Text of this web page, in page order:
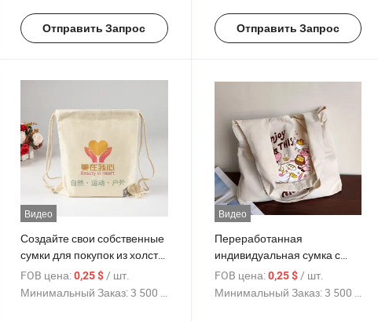
Отправить Запрос Отправить Запрос
Видео
Создайте свои собственные
сумки для покупок из холста
и хлопка, пустые сумки-
шопперы с напечатанным
FOB цена: 0,25 $ / шт.
Минимальный Заказ:3 500 Куски
Видео
Переработанная
индивидуальная сумка с
молнией, модный новый
дизайн, большая сумка для
FOB цена: 0,25 $/ шт.
Минимальный Заказ:3 500 Куски